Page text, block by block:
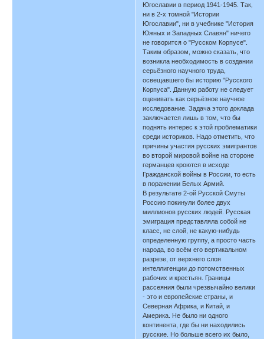
Югославии в период 1941-1945. Так,
ни в 2-х томной "Истории
Югославии", ни в учебнике "История
Южных и Западных Славян" ничего
не говорится о "Русском Корпусе".
Таким образом, можно сказать, что
возникла необходимость в создании
серьёзного научного труда,
освещавшего бы историю "Русского
Корпуса". Данную работу не следует
оценивать как серьёзное научное
исследование. Задача этого доклада
заключается лишь в том, что бы
поднять интерес к этой проблематики
среди историков. Надо отметить, что
причины участия русских эмигрантов
во второй мировой войне на стороне
германцев кроются в исходе
Гражданской войны в России, то есть
в поражении Белых Армий.
В результате 2-ой Русской Смуты
Россию покинули более двух
миллионов русских людей. Русская
эмиграция представляла собой не
класс, не слой, не какую-нибудь
определенную группу, а просто часть
народа, во всём его вертикальном
разрезе, от верхнего слоя
интеллигенции до потомственных
рабочих и крестьян. Границы
рассеяния были чрезвычайно велики
- это и европейские страны, и
Северная Африка, и Китай, и
Америка. Не было ни одного
континента, где бы ни находились
русские. Но больше всего их было,